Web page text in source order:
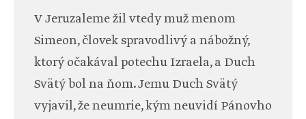
V Jeruzaleme žil vtedy muž menom
Simeon, človek spravodlivý a nábožný,
ktorý očakával potechu Izraela, a Duch
Svätý bol na ňom. Jemu Duch Svätý
vyjavil, že neumrie, kým neuvidí Pánovho